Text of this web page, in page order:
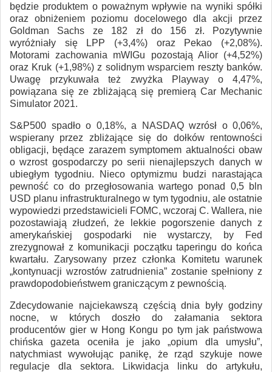
będzie produktem o poważnym wpływie na wyniki spółki
oraz obniżeniem poziomu docelowego dla akcji przez
Goldman Sachs ze 182 zł do 156 zł. Pozytywnie
wyróżniały się LPP (+3,4%) oraz Pekao (+2,08%).
Motorami zachowania mWIGu pozostają Alior (+4,52%)
oraz Kruk (+1,98%) z solidnym wsparciem reszty banków.
Uwagę przykuwała też zwyżka Playway o 4,47%,
powiązana się ze zbliżającą się premierą Car Mechanic
Simulator 2021.
S&P500 spadło o 0,18%, a NASDAQ wzrósł o 0,06%,
wspierany przez zbliżające się do dołków rentowności
obligacji, będące zarazem symptomem aktualności obaw
o wzrost gospodarczy po serii nienajlepszych danych w
ubiegłym tygodniu. Nieco optymizmu budzi narastająca
pewność co do przegłosowania wartego ponad 0,5 bln
USD planu infrastrukturalnego w tym tygodniu, ale ostatnie
wypowiedzi przedstawicieli FOMC, wczoraj C. Wallera, nie
pozostawiają złudzeń, że lekkie pogorszenie danych z
amerykańskiej gospodarki nie wystarczy, by Fed
zrezygnował z komunikacji początku taperingu do końca
kwartału. Zarysowany przez członka Komitetu warunek
„kontynuacji wzrostów zatrudnienia” zostanie spełniony z
prawdopodobieństwem graniczącym z pewnością.
Zdecydowanie najciekawszą częścią dnia były godziny
nocne, w których doszło do załamania sektora
producentów gier w Hong Kongu po tym jak państwowa
chińska gazeta oceniła je jako „opium dla umysłu”,
natychmiast wywołując panikę, że rząd szykuje nowe
regulacje dla sektora. Likwidacja linku do artykułu,